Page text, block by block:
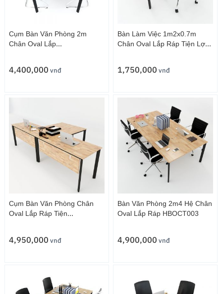
Cụm Bàn Văn Phòng 2m
Chân Oval Lắp
4,400,000 vnđ
Bàn Làm Việc 1m2x0.7m
Chân Oval Lắp Ráp Tiện Lợi
1,750,000 vnđ
Cụm Bàn Văn Phòng Chân
Oval Lắp Ráp Tiện
4,950,000 vnđ
Bàn Văn Phòng 2m4 Hệ Chân
Oval Lắp Ráp HBOCT003
4,900,000 vnđ